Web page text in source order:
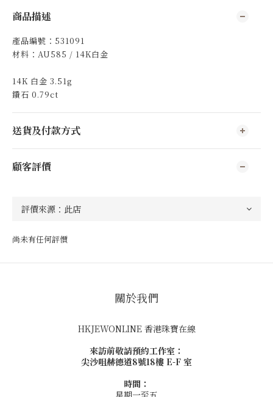
商品描述
產品編號：531091
材料：AU585 / 14K白金
14K 白金 3.51g
鑽石 0.79ct
送貨及付款方式
顧客評價
尚未有任何評價
關於我們
HKJEWONLINE 香港珠寶在線
來訪前敬請預約工作室：
尖沙咀赫德道8號18樓 E-F 室
時間：
星期一至五